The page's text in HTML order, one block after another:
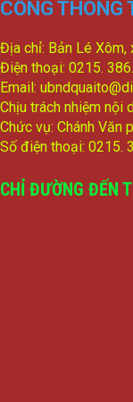
4/CV-BKTXH
lượt xem: 3644 |
CỔNG
Địa chỉ: Bản Lé Xôm,
Điện thoại: 0215.
Email:
Chịu trách nhiệm nội
Chức vụ: Chánh Văn
Số điện thoại: 0215.
CHỈ ĐƯỜNG ĐẾN